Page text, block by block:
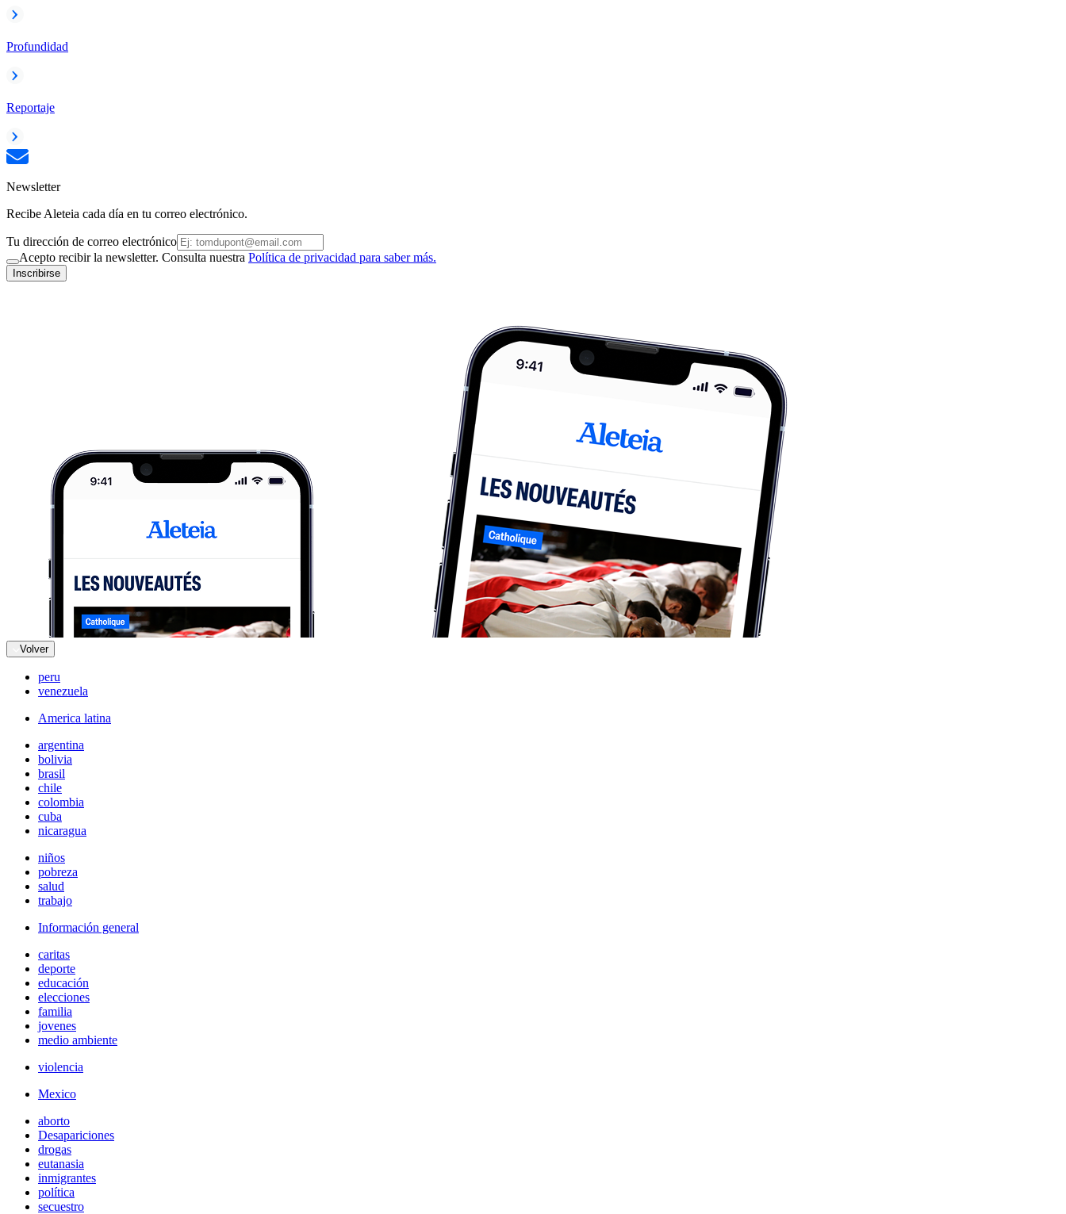
Profundidad
Reportaje
Newsletter
Recibe Aleteia cada día en tu correo electrónico.
Tu dirección de correo electrónico
Acepto recibir la newsletter. Consulta nuestra Política de privacidad para saber más.
Inscribirse
Volver
peru
venezuela
America latina
argentina
bolivia
brasil
chile
colombia
cuba
nicaragua
niños
pobreza
salud
trabajo
Información general
caritas
deporte
educación
elecciones
familia
jovenes
medio ambiente
violencia
Mexico
aborto
Desapariciones
drogas
eutanasia
inmigrantes
política
secuestro